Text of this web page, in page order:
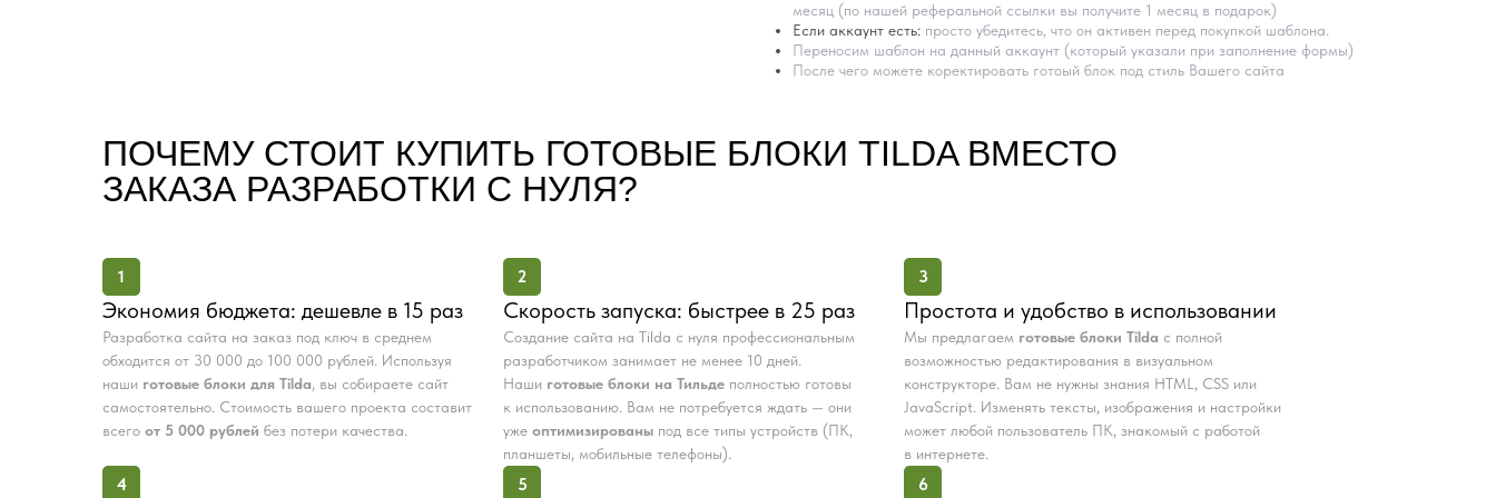
месяц (по нашей реферальной ссылки вы получите 1 месяц в подарок)
Если аккаунт есть: просто убедитесь, что он активен перед покупкой шаблона.
Переносим шаблон на данный аккаунт (который указали при заполнение формы)
После чего можете коректировать готоый блок под стиль Вашего сайта
ПОЧЕМУ СТОИТ КУПИТЬ ГОТОВЫЕ БЛОКИ TILDA ВМЕСТО
ЗАКАЗА РАЗРАБОТКИ С НУЛЯ?
1
Экономия бюджета: дешевле в 15 раз
Разработка сайта на заказ под ключ в среднем
обходится от 30 000 до 100 000 рублей. Используя
наши готовые блоки для Tilda, вы собираете сайт
самостоятельно. Стоимость вашего проекта составит
всего от 5 000 рублей без потери качества.
2
Скорость запуска: быстрее в 25 раз
Создание сайта на Tilda с нуля профессиональным
разработчиком занимает не менее 10 дней.
Наши готовые блоки на Тильде полностью готовы
к использованию. Вам не потребуется ждать — они
уже оптимизированы под все типы устройств (ПК,
планшеты, мобильные телефоны).
3
Простота и удобство в использовании
Мы предлагаем готовые блоки Tilda с полной
возможностью редактирования в визуальном
конструкторе. Вам не нужны знания HTML, CSS или
JavaScript. Изменять тексты, изображения и настройки
может любой пользователь ПК, знакомый с работой
в интернете.
4 5 6